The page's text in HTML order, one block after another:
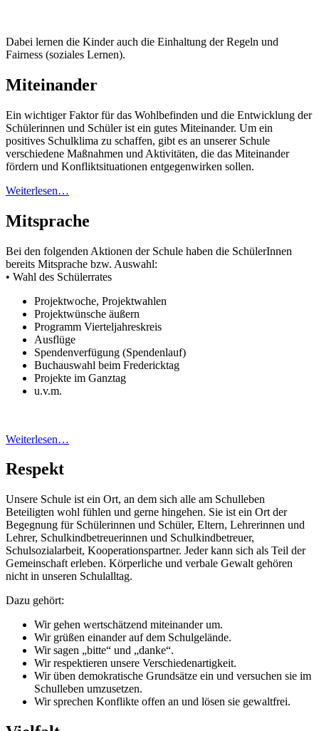
Dabei lernen die Kinder auch die Einhaltung der Regeln und
Fairness (soziales Lernen).
Miteinander
Ein wichtiger Faktor für das Wohlbefinden und die Entwicklung der
Schülerinnen und Schüler ist ein gutes Miteinander. Um ein
positives Schulklima zu schaffen, gibt es an unserer Schule
verschiedene Maßnahmen und Aktivitäten, die das Miteinander
fördern und Konfliktsituationen entgegenwirken sollen.
Weiterlesen…
Mitsprache
Bei den folgenden Aktionen der Schule haben die SchülerInnen
bereits Mitsprache bzw. Auswahl:
• Wahl des Schülerrates
Projektwoche, Projektwahlen
Projektwünsche äußern
Programm Vierteljahreskreis
Ausflüge
Spendenverfügung (Spendenlauf)
Buchauswahl beim Fredericktag
Projekte im Ganztag
u.v.m.
Weiterlesen…
Respekt
Unsere Schule ist ein Ort, an dem sich alle am Schulleben
Beteiligten wohl fühlen und gerne hingehen. Sie ist ein Ort der
Begegnung für Schülerinnen und Schüler, Eltern, Lehrerinnen und
Lehrer, Schulkindbetreuerinnen und Schulkindbetreuer,
Schulsozialarbeit, Kooperationspartner. Jeder kann sich als Teil der
Gemeinschaft erleben. Körperliche und verbale Gewalt gehören
nicht in unseren Schulalltag.
Dazu gehört:
Wir gehen wertschätzend miteinander um.
Wir grüßen einander auf dem Schulgelände.
Wir sagen „bitte“ und „danke“.
Wir respektieren unsere Verschiedenartigkeit.
Wir üben demokratische Grundsätze ein und versuchen sie im
Schulleben umzusetzen.
Wir sprechen Konflikte offen an und lösen sie gewaltfrei.